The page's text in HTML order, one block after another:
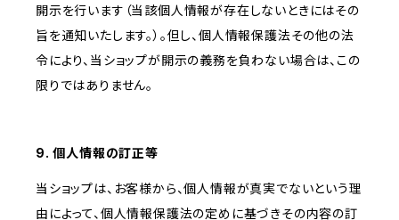
開示を行います（当該個人情報が存在しないときにはその
旨を通知いたします。）。但し、個人情報保護法その他の法
令により、当ショップが開示の義務を負わない場合は、この
限りではありません。
9. 個人情報の訂正等
当ショップは、お客様から、個人情報が真実でないという理
由によって、個人情報保護法の定めに基づきその内容の訂